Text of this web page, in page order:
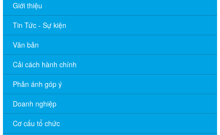
Giới thiệu
Tin Tức - Sự kiện
Văn bản
Cải cách hành chính
Phản ánh góp ý
Doanh nghiệp
Cơ cấu tổ chức
Thông báo lịch tắt sóng 2G của Viettel trên địa bàn phường
Trảng Bom